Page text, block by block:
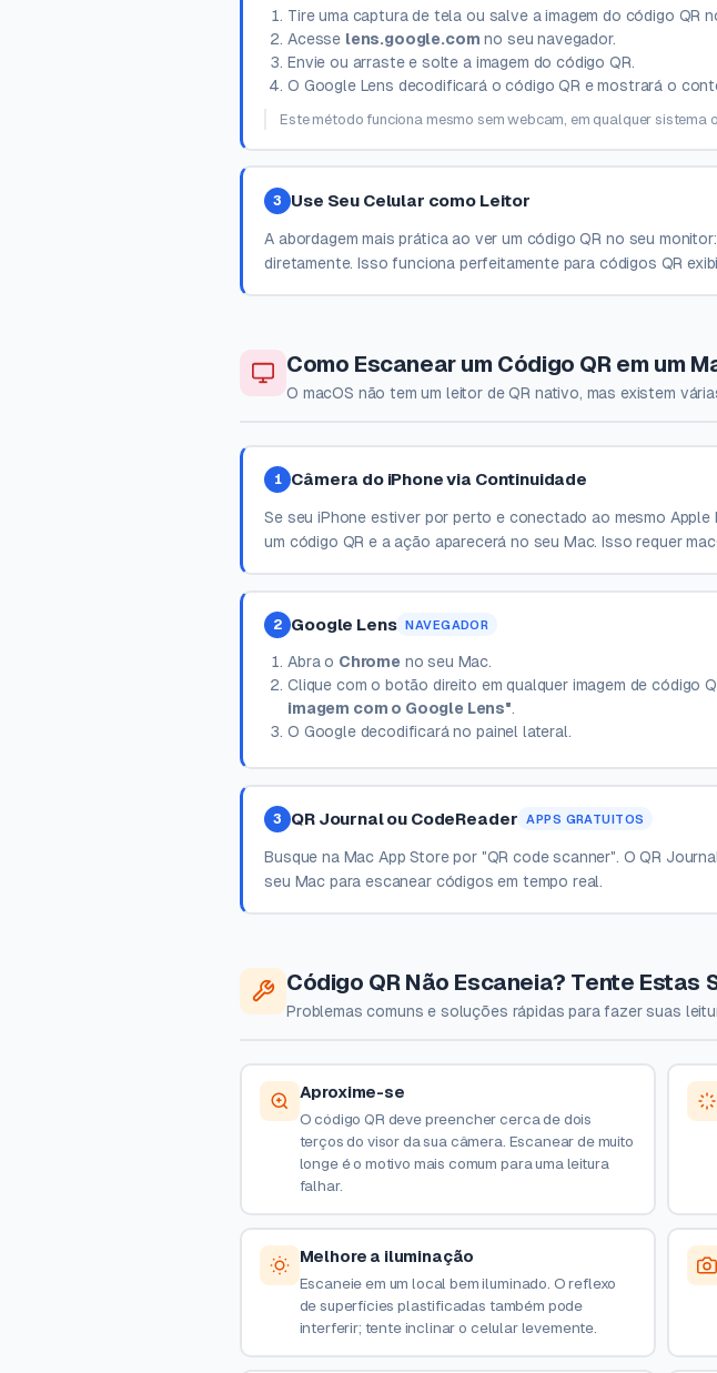
Tire uma captura de tela ou salve a imagem do código QR
Acesse lens.google.com no seu navegador.
Envie ou arraste e solte a imagem do código QR.
O Google Lens decodificará o código QR e mostrará o
Este método funciona mesmo sem webcam, em qualquer sistema
3 Use Seu Celular como Leitor
A abordagem mais prática ao ver um código QR no seu
diretamente. Isso funciona perfeitamente para códigos QR
Como Escanear um Código QR em um
O macOS não tem um leitor de QR nativo, mas existem
1 Câmera do iPhone via Continuidade
Se seu iPhone estiver por perto e conectado ao mesmo
um código QR e a ação aparecerá no seu Mac. Isso requer
2 Google Lens NAVEGADOR
Abra o Chrome no seu Mac.
Clique com o botão direito em qualquer imagem de código
imagem com o Google Lens".
O Google decodificará no painel lateral.
3 QR Journal ou CodeReader APPS GRATUITOS
Busque na Mac App Store por "QR code scanner". O QR
seu Mac para escanear códigos em tempo real.
Código QR Não Escaneia? Tente Estas
Problemas comuns e soluções rápidas para fazer suas
Aproxime-se
O código QR deve preencher cerca de dois
terços do visor da sua câmera. Escanear de muito
longe é o motivo mais comum para uma leitura
falhar.
Melhore a iluminação
Escaneie em um local bem iluminado. O reflexo
de superfícies plastificadas também pode
interferir; tente inclinar o celular levemente.